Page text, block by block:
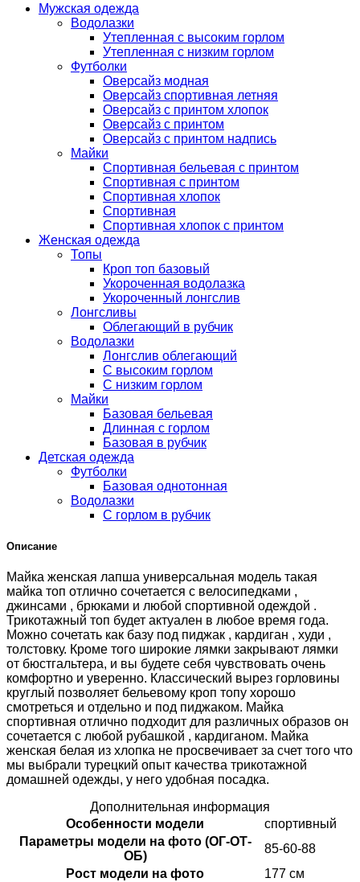
Мужская одежда
Водолазки
Утепленная с высоким горлом
Утепленная с низким горлом
Футболки
Оверсайз модная
Оверсайз спортивная летняя
Оверсайз с принтом хлопок
Оверсайз с принтом
Оверсайз с принтом надпись
Майки
Спортивная бельевая с принтом
Спортивная с принтом
Спортивная хлопок
Спортивная
Спортивная хлопок с принтом
Женская одежда
Топы
Кроп топ базовый
Укороченная водолазка
Укороченный лонгслив
Лонгсливы
Облегающий в рубчик
Водолазки
Лонгслив облегающий
С высоким горлом
С низким горлом
Майки
Базовая бельевая
Длинная с горлом
Базовая в рубчик
Детская одежда
Футболки
Базовая однотонная
Водолазки
С горлом в рубчик
Описание
Майка женская лапша универсальная модель такая
майка топ отлично сочетается с велосипедками ,
джинсами , брюками и любой спортивной одеждой .
Трикотажный топ будет актуален в любое время года.
Можно сочетать как базу под пиджак , кардиган , худи ,
толстовку. Кроме того широкие лямки закрывают лямки
от бюстгальтера, и вы будете себя чувствовать очень
комфортно и уверенно. Классический вырез горловины
круглый позволяет бельевому кроп топу хорошо
смотреться и отдельно и под пиджаком. Майка
спортивная отлично подходит для различных образов он
сочетается с любой рубашкой , кардиганом. Майка
женская белая из хлопка не просвечивает за счет того что
мы выбрали турецкий опыт качества трикотажной
домашней одежды, у него удобная посадка.
Дополнительная информация
Особенности модели
спортивный
Параметры модели на фото (ОГ-ОТ-
ОБ)
85-60-88
Рост модели на фото
177 см